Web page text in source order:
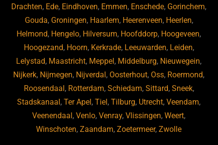
Drachten, Ede, Eindhoven, Emmen, Enschede, Gorinchem,
Gouda, Groningen, Haarlem, Heerenveen, Heerlen,
Helmond, Hengelo, Hilversum, Hoofddorp, Hoogeveen,
Hoogezand, Hoorn, Kerkrade, Leeuwarden, Leiden,
Lelystad, Maastricht, Meppel, Middelburg, Nieuwegein,
Nijkerk, Nijmegen, Nijverdal, Oosterhout, Oss, Roermond,
Roosendaal, Rotterdam, Schiedam, Sittard, Sneek,
Stadskanaal,Ter Apel,Tiel,Tilburg, Utrecht,Veendam,
Veenendaal,Venlo,Venray,Vlissingen,Weert,
Winschoten,Zaandam,Zoetermeer,Zwolle